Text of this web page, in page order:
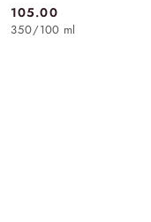
Cena:
105.00
350/100 ml